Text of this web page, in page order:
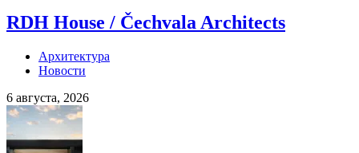
RDH House / Čechvala Architects
Архитектура
Новости
6 августа, 2026